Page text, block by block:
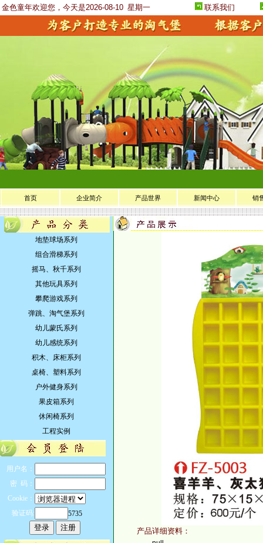
金色童年欢迎您，今天是2026-08-10 星期一 联系我们
首页 企业简介 产品世界 新闻中心 销
地垫球场系列
组合滑梯系列
摇马、秋千系列
其他玩具系列
攀爬游戏系列
弹跳、淘气堡系列
幼儿蒙氏系列
幼儿感统系列
积木、床柜系列
桌椅、塑料系列
户外健身系列
果皮箱系列
休闲椅系列
工程实例
用户名：
密 码：
Cookie：
验证码:
5735
产品详细资料：